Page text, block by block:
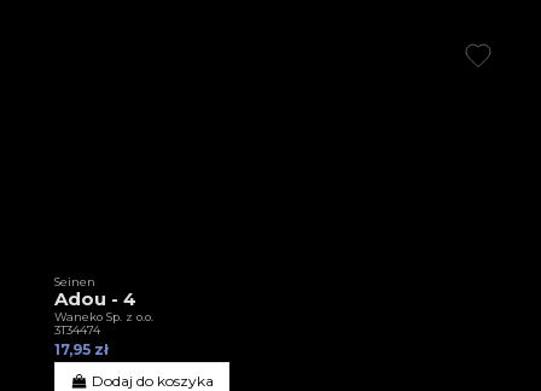
Seinen
Adou - 4
Waneko Sp. z o.o.
3T34474
17,95 zł
Dodaj do koszyka